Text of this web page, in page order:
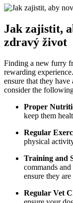
Jak zajistit,
zdravý život
Finding a new furry
rewarding
ensure that they
consider the
Proper
keep them
Regular
physical
Training and
commands
ensure they
Regular Vet